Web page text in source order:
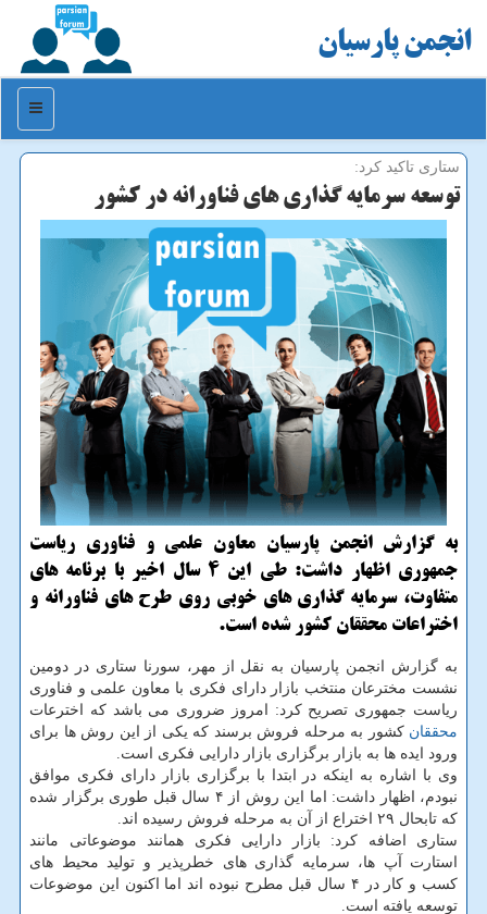
انجمن پارسیان
منو
ستاری تاكید كرد:
توسعه سرمایه گذاری های فناورانه در كشور
به گزارش انجمن پارسیان معاون علمی و فناوری ریاست
جمهوری اظهار داشت: طی این ۴ سال اخیر با برنامه های
متفاوت، سرمایه گذاری های خوبی روی طرح های فناورانه و
اختراعات محققان كشور شده است.
به گزارش انجمن پارسیان به نقل از مهر، سورنا ستاری در دومین
نشست مخترعان منتخب بازار دارای فكری با معاون علمی و فناوری
ریاست جمهوری تصریح كرد: امروز ضروری می باشد كه اخترعات
محققان كشور به مرحله فروش برسند كه یكی از این روش ها برای
ورود ایده ها به بازار برگزاری بازار دارایی فكری است.
وی با اشاره به اینكه در ابتدا با برگزاری بازار دارای فكری موافق
نبودم، اظهار داشت: اما این روش از ۴ سال قبل طوری برگزار شده
كه تابحال ۲۹ اختراع از آن به مرحله فروش رسیده اند.
ستاری اضافه كرد: بازار دارایی فكری همانند موضوعاتی مانند
استارت آپ ها، سرمایه گذاری های خطرپذیر و تولید محیط های
كسب و كار در ۴ سال قبل مطرح نبوده اند اما اكنون این موضوعات
توسعه یافته است.